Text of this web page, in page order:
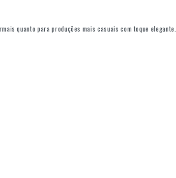
quanto para produções mais casuais com toque elegante.